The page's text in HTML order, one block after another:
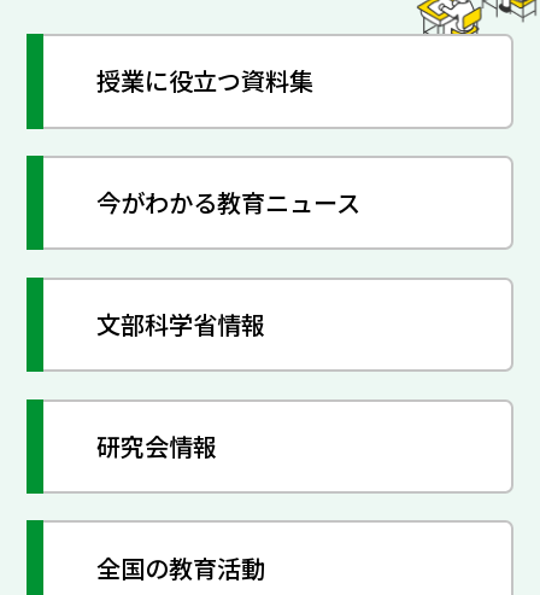
授業に役立つ資料集
今がわかる教育ニュース
文部科学省情報
研究会情報
全国の教育活動